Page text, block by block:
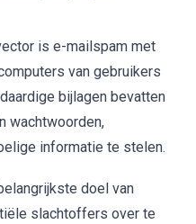
is e-mailspam met
van gebruikers
bijlagen bevatten
wachtwoorden,
informatie te stelen.
doel van
slachtoffers over te